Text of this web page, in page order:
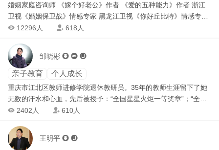
育源头干预”课题、十二五规划“家长教育、社区管理、党群关
系”、“社会情绪管理与群众工作创新”等课题。其著作《新形式下做
好群众工作的艺术与方法创新》2011年2月17日由《人民日报》书
婚姻家庭咨询师 《嫁个好老公》作者 《爱的五种能力》作者 浙江
卫视《婚姻保卫战》情感专家 黑龙江卫视《你好丘比特》情感专家
天津卫视《幸福来敲门》情感专家 北京电视台《生活面对面》情感
划》主讲教练 世界医学最高认证中心(WMECC)认证催眠治疗师
 12296人 618人
邹晓彬   
亲子教育 个人成长
重庆市江北区教师进修学院退休教研员。35年的教师生涯留下了她
无数的汗水和心血，先后被授予：“全国星星火炬一等奖章”；“全国
首届十大当代孟母”；“全国首届百名优秀母亲”；“全国教育部先进
佳辅导员”和“重庆市十佳母亲”的称号。著有《成长比成功更重要
——网络时代我们如何做母亲》和《聆听孩子生命拔节的声音——
 2402人 610人
王明平  